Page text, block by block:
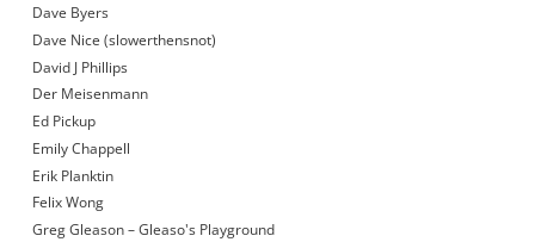
Dave Byers
Dave Nice (slowerthensnot)
David J Phillips
Der Meisenmann
Ed Pickup
Emily Chappell
Erik Planktin
Felix Wong
Greg Gleason – Gleaso's Playground